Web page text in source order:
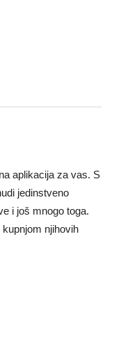
aplikacija za vas. S
jedinstveno
i još mnogo toga.
njihovih